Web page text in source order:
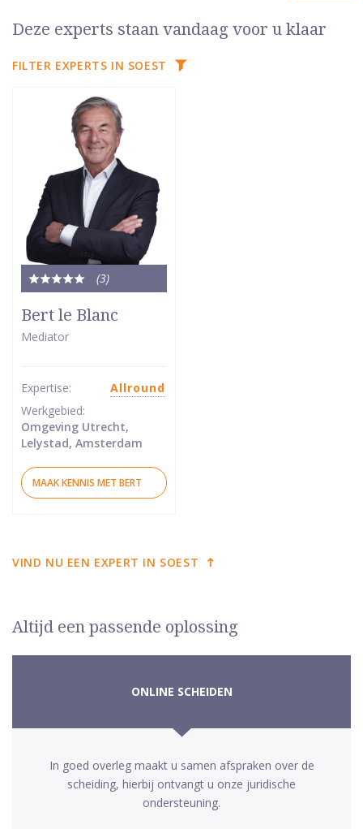
Deze experts staan vandaag voor u klaar
FILTER EXPERTS IN SOEST
(3)
Totale
waardering:
5
van
Bert le Blanc
Mediator
Expertise:
Allround
Werkgebied:
Omgeving Utrecht,
Lelystad, Amsterdam
MAAK KENNIS MET BERT
VIND NU EEN EXPERT IN SOEST
Altijd een passende oplossing
ONLINE SCHEIDEN
In goed overleg maakt u samen afspraken over de
scheiding, hierbij ontvangt u onze juridische
ondersteuning.